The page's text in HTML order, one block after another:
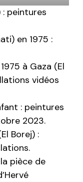
: peintures
en 1975 :
à Gaza (El
vidéos
: peintures
2023.
Borej) :
pièce de